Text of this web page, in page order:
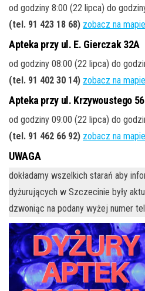
od godziny 8:00 (22 lipca) do
(tel. 91 423 18 68) zobacz na mapie
Apteka przy ul. E. Gierczak 32A
od godziny 08:00 (22 lipca) do
(tel. 91 402 30 14) zobacz na mapie
Apteka przy ul. Krzywoustego 56
od godziny 09:00 (22 lipca) do
(tel. 91 462 66 92) zobacz na mapie
UWAGA
dokładamy wszelkich starań aby
dyżurujących w Szczecinie były
dzwoniąc na podany wyżej numer